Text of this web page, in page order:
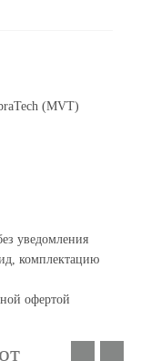
(MVT)
уведомления
комплектацию
офертой